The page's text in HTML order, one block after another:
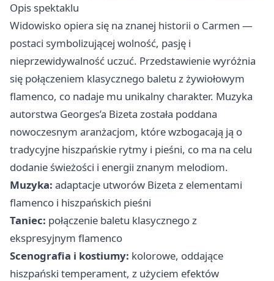
Opis spektaklu
Widowisko opiera się na znanej historii o Carmen —
postaci symbolizującej wolność, pasję i
nieprzewidywalność uczuć. Przedstawienie wyróżnia
się połączeniem klasycznego baletu z żywiołowym
flamenco, co nadaje mu unikalny charakter. Muzyka
autorstwa Georges’a Bizeta została poddana
nowoczesnym aranżacjom, które wzbogacają ją o
tradycyjne hiszpańskie rytmy i pieśni, co ma na celu
dodanie świeżości i energii znanym melodiom.
Muzyka: adaptacje utworów Bizeta z elementami
flamenco i hiszpańskich pieśni
Taniec: połączenie baletu klasycznego z
ekspresyjnym flamenco
Scenografia i kostiumy: kolorowe, oddające
hiszpański temperament, z użyciem efektów